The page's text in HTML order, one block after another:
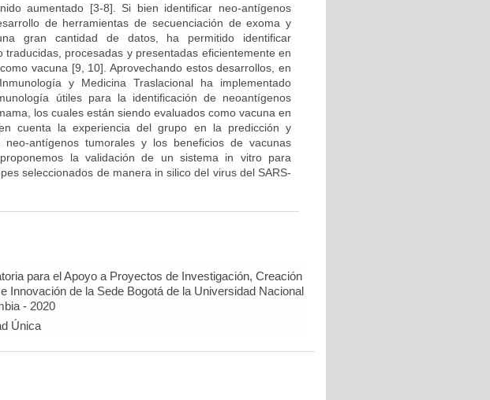
aumentado [3-8]. Si bien identificar neo-antígenos
de herramientas de secuenciación de exoma y
gran cantidad de datos, ha permitido identificar
procesadas y presentadas eficientemente en
vacuna [9, 10]. Aprovechando estos desarrollos, en
y Medicina Traslacional ha implementado
útiles para la identificación de neoantígenos
los cuales están siendo evaluados como vacuna en
cuenta la experiencia del grupo en la predicción y
antígenos tumorales y los beneficios de vacunas
la validación de un sistema in vitro para
seleccionados de manera in silico del virus del SARS-
para el Apoyo a Proyectos de Investigación, Creación
Innovación de la Sede Bogotá de la Universidad Nacional
- 2020
Única